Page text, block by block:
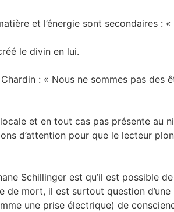
et l’énergie sont secondaires
le divin en lui.
: « Nous ne sommes pas des
et en tout cas pas présente au
d’attention pour que le lecteur
Schillinger est qu’il est possible
de mort, il est surtout question
une prise électrique) de